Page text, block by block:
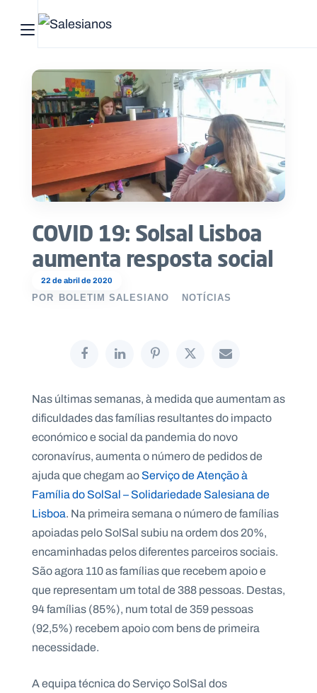
Abrir menu principal
22 de abril de 2020
COVID 19: Solsal Lisboa
aumenta resposta social
POR BOLETIM SALESIANO NOTÍCIAS
Nas últimas semanas, à medida que aumentam as
dificuldades das famílias resultantes do impacto
económico e social da pandemia do novo
coronavírus, aumenta o número de pedidos de
ajuda que chegam aoServiço de Atenção à
Família do SolSal – Solidariedade Salesiana de
Lisboa. Na primeira semana o número de famílias
apoiadas pelo SolSal subiu na ordem dos 20%,
encaminhadas pelos diferentes parceiros sociais.
São agora 110 as famílias que recebem apoio e
que representam um total de 388 pessoas. Destas,
94 famílias (85%), num total de 359 pessoas
(92,5%) recebem apoio com bens de primeira
necessidade.
A equipa técnica do Serviço SolSal dos
Pesquisar no site
Início
Quem
somos
O
que
fazemos
Recursos
O
T
A
L
N
A
C
O
A
L
S
a
l
e
s
i
a
n
o
s
.
p